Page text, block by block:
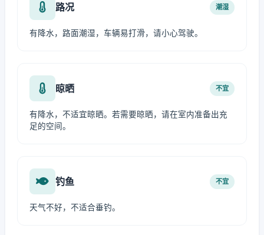
路况 潮湿
有降水，路面潮湿，车辆易打滑，请小心驾驶。
晾晒 不宜
有降水，不适宜晾晒。若需要晾晒，请在室内准备出充
足的空间。
钓鱼 不宜
天气不好，不适合垂钓。